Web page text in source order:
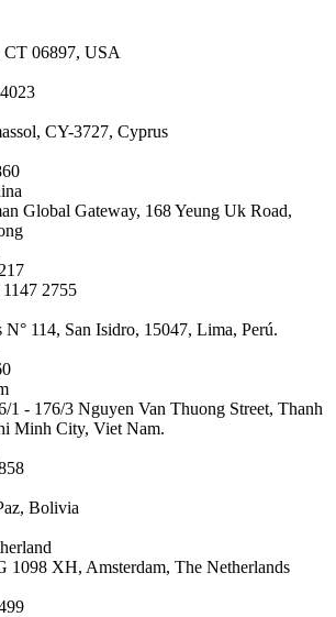
06897, USA
CY-3727, Cyprus
Global Gateway, 168 Yeung Uk Road,
2755
114, San Isidro, 15047, Lima, Perú.
1 - 176/3 Nguyen Van Thuong Street, Thanh
Minh City, Viet Nam.
Bolivia
1098 XH, Amsterdam, The Netherlands